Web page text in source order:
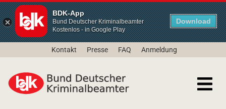
BDK-App
Bund Deutscher Kriminalbeamter
Kostenlos - in Google Play
Download
Kontakt Presse FAQ Anmeldung